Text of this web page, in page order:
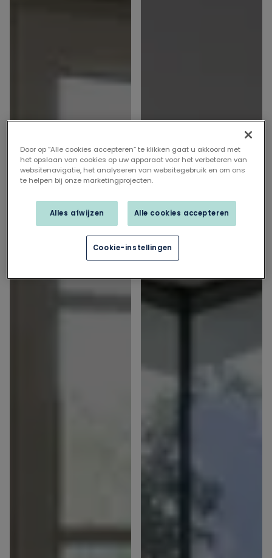
Door op “Alle cookies accepteren” te klikken gaat u akkoord met
het opslaan van cookies op uw apparaat voor het verbeteren van
websitenavigatie, het analyseren van websitegebruik en om ons
te helpen bij onze marketingprojecten.
Alles afwijzen Alle cookies accepteren
Cookie-instellingen